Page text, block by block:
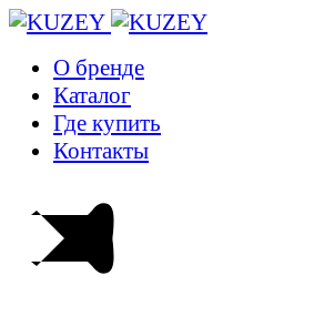
О бренде
Каталог
Где купить
Контакты